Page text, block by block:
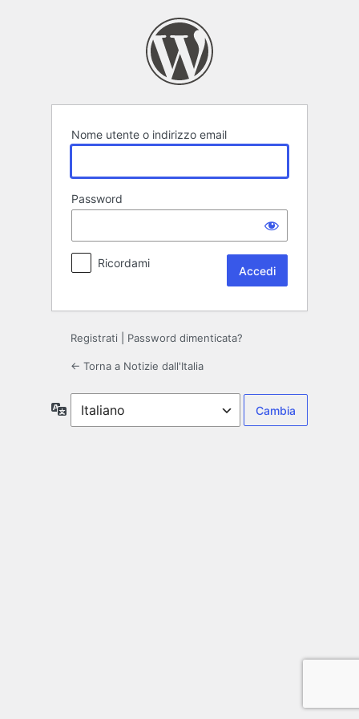
Nome utente o indirizzo email
Password
Ricordami
Registrati Password dimenticata?
← Torna a Notizie dall'Italia
Lingua